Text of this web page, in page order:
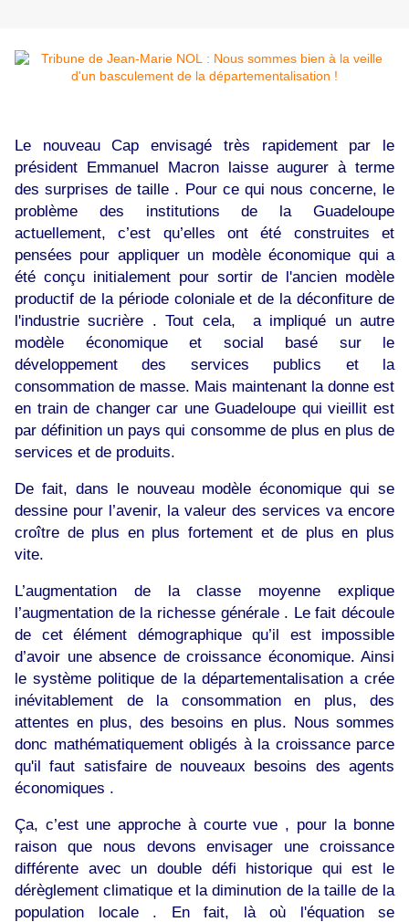
Le nouveau Cap envisagé très rapidement par le
président Emmanuel Macron laisse augurer à terme
des surprises de taille . Pour ce qui nous concerne, le
problème des institutions de la Guadeloupe
actuellement, c’est qu’elles ont été construites et
pensées pour appliquer un modèle économique qui a
été conçu initialement pour sortir de l'ancien modèle
productif de la période coloniale et de la déconfiture de
l'industrie sucrière . Tout cela, a impliqué un autre
modèle économique et social basé sur le
développement des services publics et la
consommation de masse. Mais maintenant la donne est
en train de changer car une Guadeloupe qui vieillit est
par définition un pays qui consomme de plus en plus de
services et de produits.
De fait, dans le nouveau modèle économique qui se
dessine pour l’avenir, la valeur des services va encore
croître de plus en plus fortement et de plus en plus
vite.
L’augmentation de la classe moyenne explique
l’augmentation de la richesse générale . Le fait découle
de cet élément démographique qu’il est impossible
d’avoir une absence de croissance économique. Ainsi
le système politique de la départementalisation a crée
inévitablement de la consommation en plus, des
attentes en plus, des besoins en plus. Nous sommes
donc mathématiquement obligés à la croissance parce
qu'il faut satisfaire de nouveaux besoins des agents
économiques .
Ça, c’est une approche à courte vue , pour la bonne
raison que nous devons envisager une croissance
différente avec un double défi historique qui est le
dérèglement climatique et la diminution de la taille de la
population locale . En fait, là où l'équation se